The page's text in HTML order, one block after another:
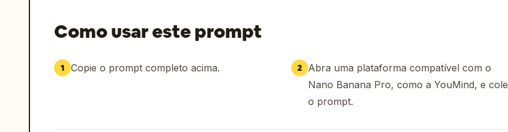
Como usar este prompt
1 Copie o prompt completo acima. 2 Abra uma plataforma compatível com o
Nano Banana Pro, como a YouMind, e cole
o prompt.